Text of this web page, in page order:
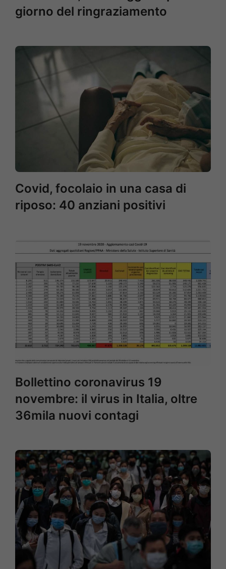
giorno del ringraziamento
Covid, focolaio in una casa di
riposo: 40 anziani positivi
Bollettino coronavirus 19
novembre: il virus in Italia, oltre
36mila nuovi contagi